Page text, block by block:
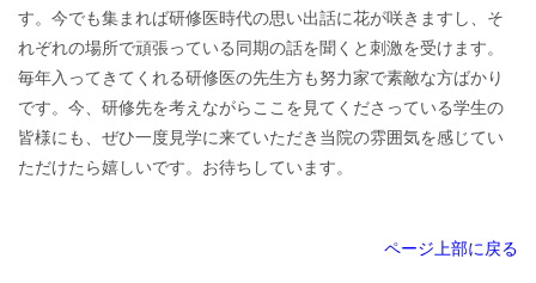
す。今でも集まれば研修医時代の思い出話に花が咲きますし、そ
れぞれの場所で頑張っている同期の話を聞くと刺激を受けます。
毎年入ってきてくれる研修医の先生方も努力家で素敵な方ばかり
です。今、研修先を考えながらここを見てくださっている学生の
皆様にも、ぜひ一度見学に来ていただき当院の雰囲気を感じてい
ただけたら嬉しいです。お待ちしています。
ページ上部に戻る